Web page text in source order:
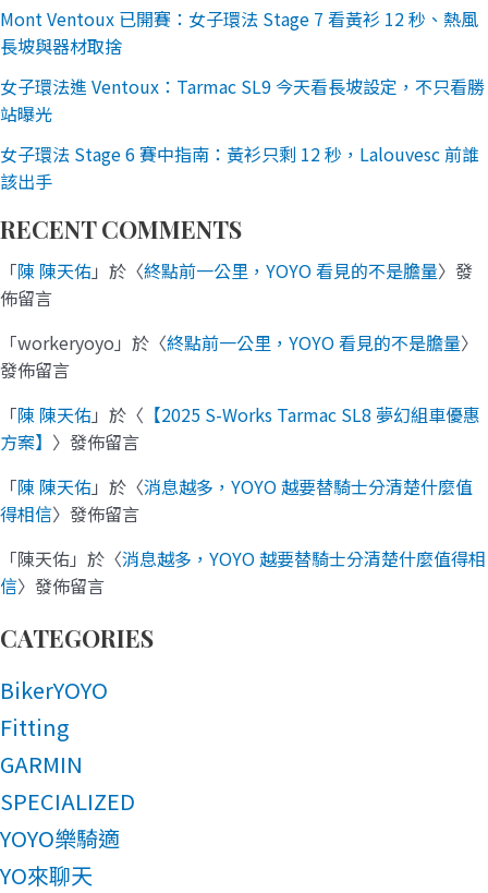
Mont Ventoux 已開賽：女子環法 Stage 7 看黃衫 12 秒、熱風
長坡與器材取捨
女子環法進 Ventoux：Tarmac SL9 今天看長坡設定，不只看勝
站曝光
女子環法 Stage 6 賽中指南：黃衫只剩 12 秒，Lalouvesc 前誰
該出手
RECENT COMMENTS
「陳 陳天佑」於〈終點前一公里，YOYO 看見的不是膽量〉發
佈留言
「workeryoyo 」於〈終點前一公里，YOYO 看見的不是膽量〉
發佈留言
「陳 陳天佑」於〈 【2025 S-Works Tarmac SL8 夢幻組車優惠
方案】 〉發佈留言
「陳 陳天佑」於〈消息越多，YOYO 越要替騎士分清楚什麼值
得相信〉發佈留言
「陳天佑」於〈消息越多，YOYO 越要替騎士分清楚什麼值得相
信〉發佈留言
CATEGORIES
BikerYOYO
Fitting
GARMIN
SPECIALIZED
YOYO樂騎適
YO來聊天